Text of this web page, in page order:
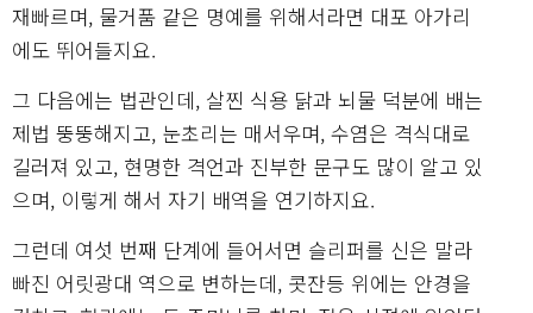
재빠르며, 물거품 같은 명예를 위해서라면 대포 아가리
에도 뛰어들지요.
그 다음에는 법관인데, 살찐 식용 닭과 뇌물 덕분에 배는
제법 뚱뚱해지고, 눈초리는 매서우며, 수염은 격식대로
길러져 있고, 현명한 격언과 진부한 문구도 많이 알고 있
으며, 이렇게 해서 자기 배역을 연기하지요.
그런데 여섯 번째 단계에 들어서면 슬리퍼를 신은 말라
빠진 어릿광대 역으로 변하는데, 콧잔등 위에는 안경을